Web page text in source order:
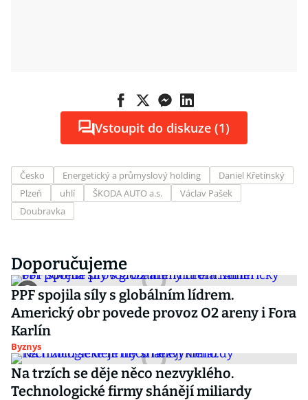
Vstoupit do diskuze (1)
Česko Energetický a průmyslový holding
Daniel Křetínský
Plzeň
uhlí ŠKODA AUTO a.s.
Václav Pašek
Doubravka
Doporučujeme
PPF spojila síly s globálním lídrem.
Americký obr povede provoz O2 areny i Fora
Karlín
Byznys
Na trzích se děje něco nezvyklého.
Technologické firmy shánějí miliardy